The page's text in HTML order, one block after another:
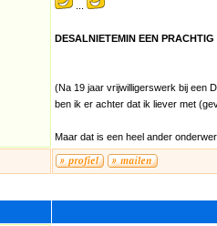
DESALNIETEMIN EEN
(Na 19 jaar vrijwilligerswerk bij een
ben ik er achter dat ik liever met
Maar dat is een heel ander